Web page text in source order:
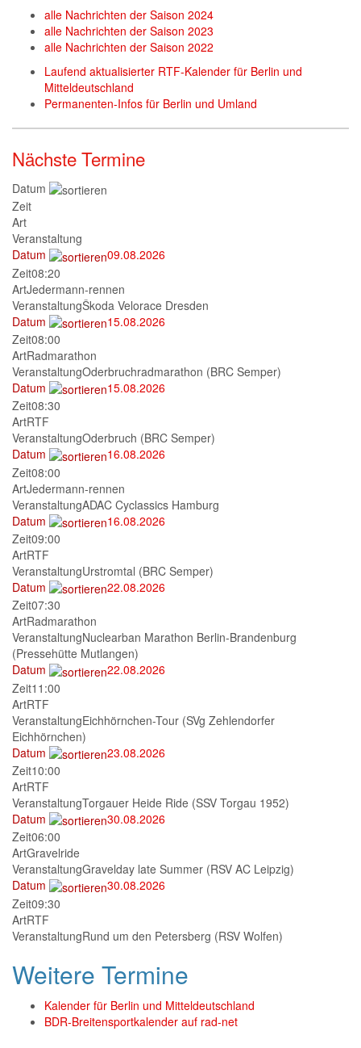
alle Nachrichten der Saison 2024
alle Nachrichten der Saison 2023
alle Nachrichten der Saison 2022
Laufend aktualisierter RTF-Kalender für Berlin und
Mitteldeutschland
Permanenten-Infos für Berlin und Umland
Nächste Termine
Datum
Zeit
Art
Veranstaltung
Datum
09.08.2026
Zeit08:20
ArtJedermann-rennen
VeranstaltungŠkoda Velorace Dresden
Datum
15.08.2026
Zeit08:00
ArtRadmarathon
VeranstaltungOderbruchradmarathon (BRC Semper)
Datum
15.08.2026
Zeit08:30
ArtRTF
VeranstaltungOderbruch (BRC Semper)
Datum
16.08.2026
Zeit08:00
ArtJedermann-rennen
VeranstaltungADAC Cyclassics Hamburg
Datum
16.08.2026
Zeit09:00
ArtRTF
VeranstaltungUrstromtal (BRC Semper)
Datum
22.08.2026
Zeit07:30
ArtRadmarathon
VeranstaltungNuclearban Marathon Berlin-Brandenburg
(Pressehütte Mutlangen)
Datum
22.08.2026
Zeit11:00
ArtRTF
VeranstaltungEichhörnchen-Tour (SVg Zehlendorfer
Eichhörnchen)
Datum
23.08.2026
Zeit10:00
ArtRTF
VeranstaltungTorgauer Heide Ride (SSV Torgau 1952)
Datum
30.08.2026
Zeit06:00
ArtGravelride
VeranstaltungGravelday late Summer (RSV AC Leipzig)
Datum
30.08.2026
Zeit09:30
ArtRTF
VeranstaltungRund um den Petersberg (RSV Wolfen)
Weitere Termine
Kalender für Berlin und Mitteldeutschland
BDR-Breitensportkalender auf rad-net